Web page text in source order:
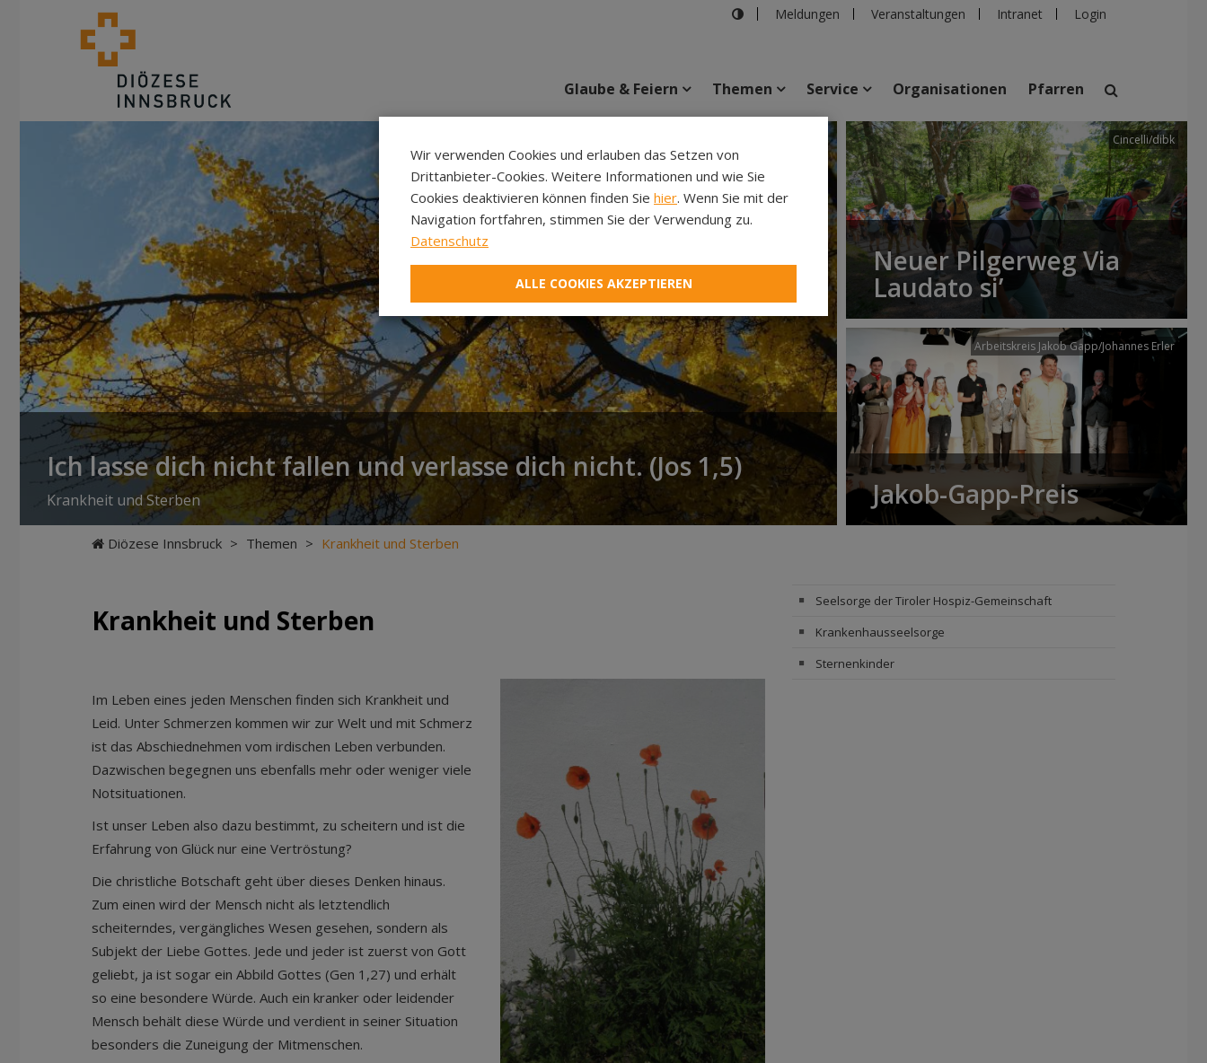
Meldungen Veranstaltungen Intranet Login
suchen
Veranstaltungen Personen Pfarren Einrichtungen
Glaube & Feiern Themen Service Organisationen Pfarren
Ich lasse dich nicht fallen und verlasse dich nicht. (Jos 1,5)
Krankheit und Sterben
Cincelli/dibk
Neuer Pilgerweg Via
Laudato si’
Arbeitskreis Jakob Gapp/Johannes Erler
Jakob-Gapp-Preis
Diözese Innsbruck > Themen > Krankheit und Sterben
Krankheit und Sterben
Im Leben eines jeden Menschen finden sich Krankheit und
Leid. Unter Schmerzen kommen wir zur Welt und mit Schmerz
ist das Abschiednehmen vom irdischen Leben verbunden.
Dazwischen begegnen uns ebenfalls mehr oder weniger viele
Notsituationen.
Ist unser Leben also dazu bestimmt, zu scheitern und ist die
Erfahrung von Glück nur eine Vertröstung?
Die christliche Botschaft geht über dieses Denken hinaus.
Zum einen wird der Mensch nicht als letztendlich
scheiterndes, vergängliches Wesen gesehen, sondern als
Subjekt der Liebe Gottes. Jede und jeder ist zuerst von Gott
geliebt, ja ist sogar ein Abbild Gottes (Gen 1,27) und erhält
so eine besondere Würde. Auch ein kranker oder leidender
Mensch behält diese Würde und verdient in seiner Situation
besonders die Zuneigung der Mitmenschen.
Seelsorge der Tiroler Hospiz-Gemeinschaft
Krankenhausseelsorge
Sternenkinder
Wir verwenden Cookies und erlauben das Setzen von
Drittanbieter-Cookies. Weitere Informationen und wie Sie
Cookies deaktivieren können finden Sie hier. Wenn Sie mit der
Navigation fortfahren, stimmen Sie der Verwendung zu.
Datenschutz
ALLE COOKIES AKZEPTIEREN